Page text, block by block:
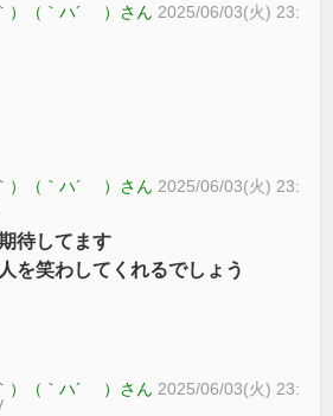
）（｀ハ´ ）さん 2025/06/03(火) 23:
）（｀ハ´ ）さん 2025/06/03(火) 23:
待してます
を笑わしてくれるでしょう
）（｀ハ´ ）さん 2025/06/03(火) 23: